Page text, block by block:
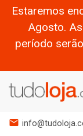
Estaremos
Agosto.
período
mail